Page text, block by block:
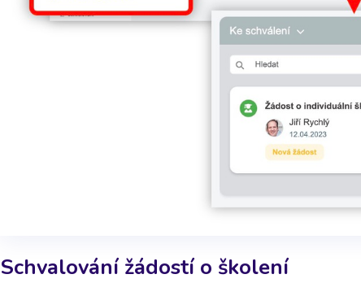
Schvalování žádostí o školení